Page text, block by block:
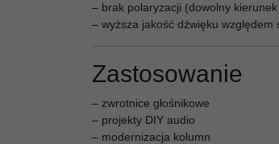
– brak polaryzacji (dowolny
– wyższa jakość dźwięku względem
Zastosowanie
– zwrotnice głośnikowe
– projekty DIY audio
– modernizacja kolumn